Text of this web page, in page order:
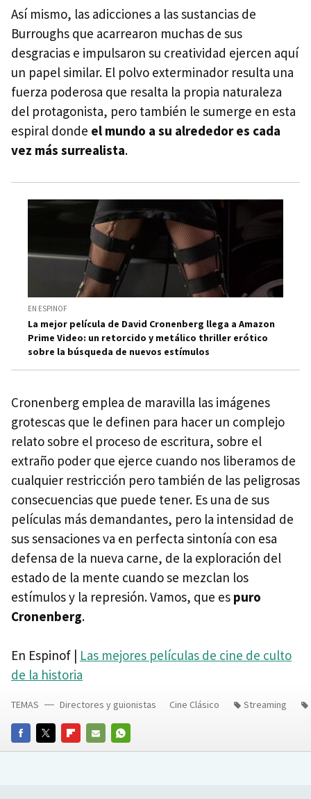
Así mismo, las adicciones a las sustancias de
Burroughs que acarrearon muchas de sus
desgracias e impulsaron su creatividad ejercen aquí
un papel similar. El polvo exterminador resulta una
fuerza poderosa que resalta la propia naturaleza
del protagonista, pero también le sumerge en esta
espiral donde el mundo a su alrededor es cada
vez más surrealista.
EN ESPINOF
La mejor película de David Cronenberg llega a Amazon
Prime Video: un retorcido y metálico thriller erótico
sobre la búsqueda de nuevos estímulos
Cronenberg emplea de maravilla las imágenes
grotescas que le definen para hacer un complejo
relato sobre el proceso de escritura, sobre el
extraño poder que ejerce cuando nos liberamos de
cualquier restricción pero también de las peligrosas
consecuencias que puede tener. Es una de sus
películas más demandantes, pero la intensidad de
sus sensaciones va en perfecta sintonía con esa
defensa de la nueva carne, de la exploración del
estado de la mente cuando se mezclan los
estímulos y la represión. Vamos, que es puro
Cronenberg.
En Espinof | Las mejores películas de cine de culto
de la historia
FACEBOOKTWITTERFLIPBOARD
E-
WHATSAPP
TEMAS Directores y guionistas Cine Clásico Streaming